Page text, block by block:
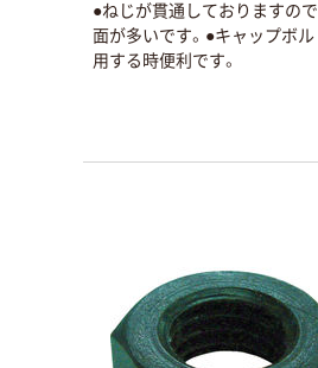
●ねじが貫通しておりますの
面が多いです。●キャップボ
用する時便利です。